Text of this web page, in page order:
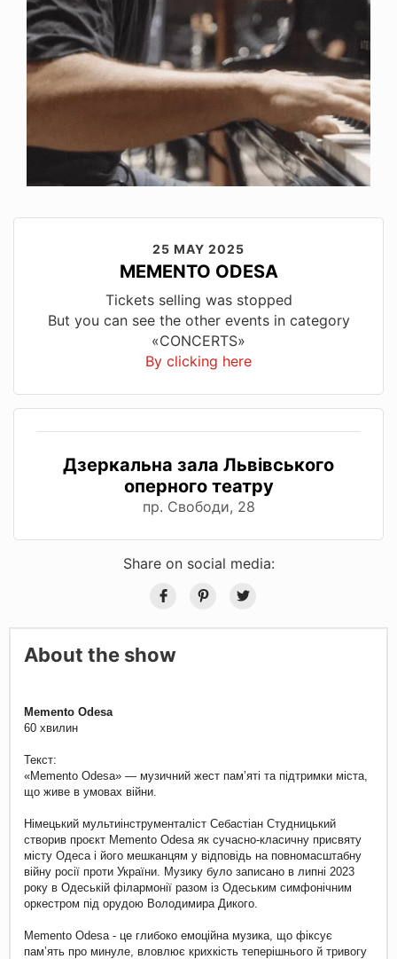
25 MAY 2025
MEMENTO ODESA
Tickets selling was stopped
But you can see the other events in category
«CONCERTS»
By clicking here
Дзеркальна зала Львівського
оперного театру
пр. Свободи, 28
Share on social media:
About the show
Memento Odesa
60 хвилин
Текст:
«Memento Odesa» — музичний жест памʼяті та підтримки міста,
що живе в умовах війни.
Німецький мультиінструменталіст Себастіан Cтудницький
створив проєкт Memento Odesa як сучасно-класичну присвяту
місту Одеса і його мешканцям у відповідь на повномасштабну
війну росії проти України. Музику було записано в липні 2023
року в Одеській філармонії разом із Одеським симфонічним
оркестром під орудою Володимира Дикого.
Memento Odesa - це глибоко емоційна музика, що фіксує
пам’ять про минуле, вловлює крихкість теперішнього й тривогу